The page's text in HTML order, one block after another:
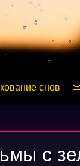
снов
с